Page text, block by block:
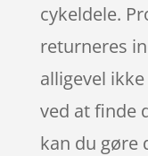
cykeldele.
returneres
alligevel
ved at finde
kan du gøre